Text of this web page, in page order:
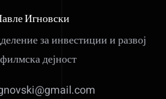
Игновски
за инвестиции и развој
дејност